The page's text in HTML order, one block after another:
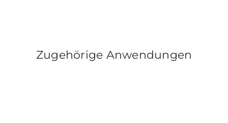
Zugehörige Anwendungen